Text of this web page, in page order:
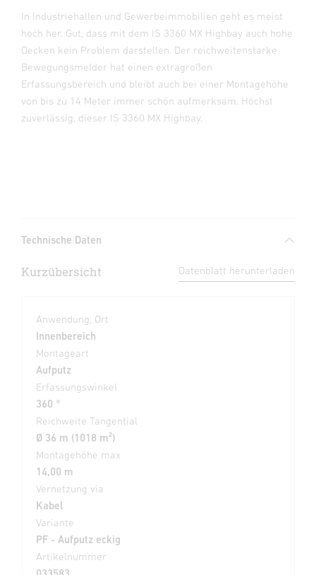
In Industriehallen und Gewerbeimmobilien geht es meist
hoch her. Gut, dass mit dem IS 3360 MX Highbay auch hohe
Decken kein Problem darstellen. Der reichweitenstarke
Bewegungsmelder hat einen extragroßen
Erfassungsbereich und bleibt auch bei einer Montagehöhe
von bis zu 14 Meter immer schön aufmerksam. Höchst
zuverlässig, dieser IS 3360 MX Highbay.
Technische Daten
Kurzübersicht Datenblatt herunterladen
Anwendung, Ort
Innenbereich
Montageart
Aufputz
Erfassungswinkel
360 °
Reichweite Tangential
Ø 36 m (1018 m²)
Montagehöhe max
14,00 m
Vernetzung via
Kabel
Variante
PF - Aufputz eckig
Artikelnummer